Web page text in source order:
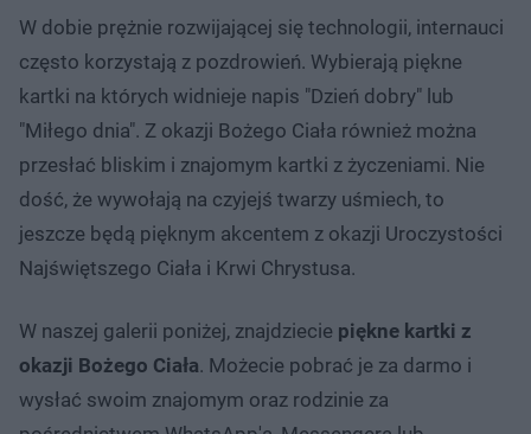
W dobie prężnie rozwijającej się technologii, internauci
często korzystają z pozdrowień. Wybierają piękne
kartki na których widnieje napis "Dzień dobry" lub
"Miłego dnia". Z okazji Bożego Ciała również można
przesłać bliskim i znajomym kartki z życzeniami. Nie
dość, że wywołają na czyjejś twarzy uśmiech, to
jeszcze będą pięknym akcentem z okazji Uroczystości
Najświętszego Ciała i Krwi Chrystusa.
W naszej galerii poniżej, znajdziecie piękne kartki z
okazji Bożego Ciała. Możecie pobrać je za darmo i
wysłać swoim znajomym oraz rodzinie za